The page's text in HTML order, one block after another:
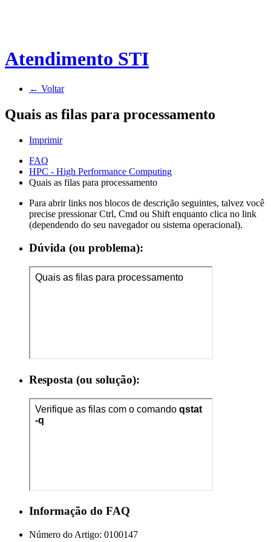
Atendimento STI
← Voltar
Quais as filas para processamento
Imprimir
FAQ
HPC - High Performance Computing
Quais as filas para processamento
Para abrir links nos blocos de descrição seguintes, talvez você
precise pressionar Ctrl, Cmd ou Shift enquanto clica no link
(dependendo do seu navegador ou sistema operacional).
Dúvida (ou problema):
Resposta (ou solução):
Informação do FAQ
Número do Artigo: 0100147